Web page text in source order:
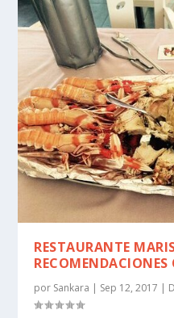
RESTAURANTE
RECOMENDACIONES
por Sankara | Sep 12, 2017 |